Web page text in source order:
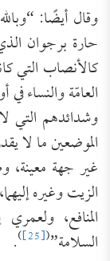
وقال أيضًا:
حارة برجوان
كالأنصاب التي
العامّة والنساء
وشدائدهم التي
الموضعين ما لا
غير جهة معينة،
الزيت وغيره
المنافع،
السلامة”(
[25]
)
.